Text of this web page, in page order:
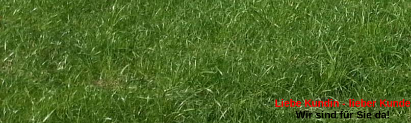
Liebe Kundin - lieber Kunde
Wir sind für Sie da!